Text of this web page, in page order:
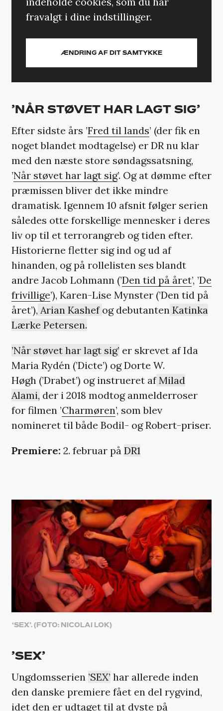
fravalgt i dine indstillinger.
ÆNDRING AF DIT SAMTYKKE
’NÅR STØVET HAR LAGT SIG’
Efter sidste års ’Fred til lands’ (der fik en
noget blandet modtagelse) er DR nu klar
med den næste store søndagssatsning,
’Når støvet har lagt sig’. Og at dømme efter
præmissen bliver det ikke mindre
dramatisk. Igennem 10 afsnit følger serien
således otte forskellige mennesker i deres
liv op til et terrorangreb og tiden efter.
Historierne fletter sig ind og ud af
hinanden, og på rollelisten ses blandt
andre Jacob Lohmann (’Den tid på året’, ’De
frivillige’), Karen-Lise Mynster (’Den tid på
året’), Arian Kashef og debutanten Katinka
Lærke Petersen.
’Når støvet har lagt sig’ er skrevet af Ida
Maria Rydén (’Dicte’) og Dorte W.
Høgh (’Drabet’) og instrueret afMilad
Alami, der i 2018 modtog anmelderroser
for filmen ’Charmøren’, som blev
nomineret til både Bodil- og Robert-priser.
Premiere: 2. februar på DR1
‘SEX’. (FOTO: NICOLAI LOK)
’SEX’
Ungdomsserien ’SEX’ har allerede inden
den danske premiere fået en del rygvind,
idet den er udtaget til at dyste på